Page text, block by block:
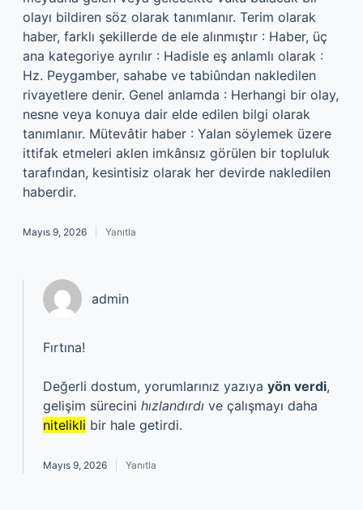
olayı bildiren söz olarak tanımlanır. Terim olarak
haber, farklı şekillerde de ele alınmıştır : Haber, üç
ana kategoriye ayrılır : Hadisle eş anlamlı olarak :
Hz. Peygamber, sahabe ve tabiûndan nakledilen
rivayetlere denir. Genel anlamda : Herhangi bir olay,
nesne veya konuya dair elde edilen bilgi olarak
tanımlanır. Mütevâtir haber : Yalan söylemek üzere
ittifak etmeleri aklen imkânsız görülen bir topluluk
tarafından, kesintisiz olarak her devirde nakledilen
haberdir.
Mayıs 9, 2026 Yanıtla
admin
Fırtına!
Değerli dostum, yorumlarınız yazıya yön verdi,
gelişim sürecini hızlandırdı ve çalışmayı daha
nitelikli bir hale getirdi.
Mayıs 9, 2026 Yanıtla